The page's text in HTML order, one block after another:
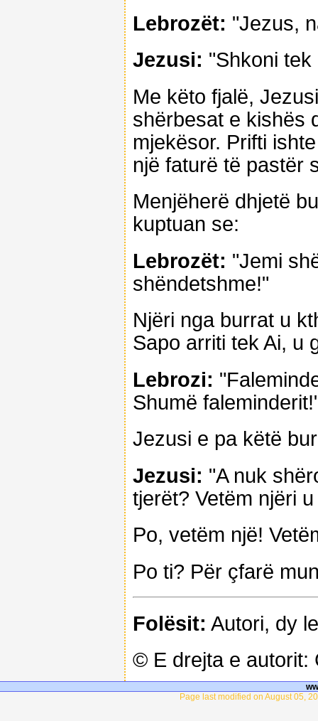
Lebrozët: "Jezus,
Jezusi: "Shkoni tek
Me këto fjalë,
shërbesat e kishës
mjekësor. Prifti
një faturë të pastër
Menjëherë dhjetë
kuptuan se:
Lebrozët: "Jemi
shëndetshme!"
Njëri nga burrat u
Sapo arriti tek Ai, u
Lebrozi:
Shumë
Jezusi e pa këtë
Jezusi: "A nuk
tjerët? Vetëm njëri
Po, vetëm një!
Po ti? Për çfarë
Folësit: Autori, dy
© E drejta e autorit:
Page last modified on August 05,